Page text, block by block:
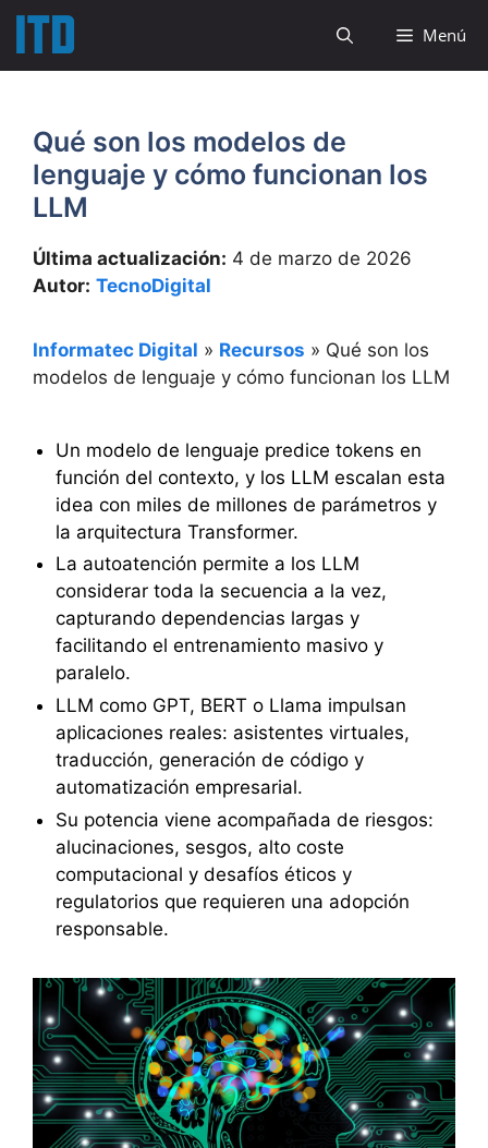
Saltar
contenido
Menú
Qué son los modelos de
lenguaje y cómo funcionan los
LLM
Última actualización: 4 de marzo de 2026
Autor: TecnoDigital
Informatec Digital » Recursos » Qué son los
modelos de lenguaje y cómo funcionan los LLM
Un modelo de lenguaje predice tokens en
función del contexto, y los LLM escalan esta
idea con miles de millones de parámetros y
la arquitectura Transformer.
La autoatención permite a los LLM
considerar toda la secuencia a la vez,
capturando dependencias largas y
facilitando el entrenamiento masivo y
paralelo.
LLM como GPT, BERT o Llama impulsan
aplicaciones reales: asistentes virtuales,
traducción, generación de código y
automatización empresarial.
Su potencia viene acompañada de riesgos:
alucinaciones, sesgos, alto coste
computacional y desafíos éticos y
regulatorios que requieren una adopción
responsable.